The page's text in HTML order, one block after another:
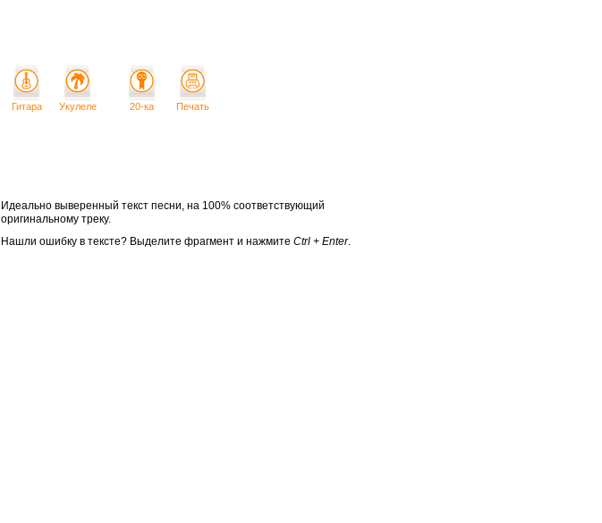
Гитара Укулеле 20-ка Печать
Идеально выверенный текст песни, на 100% соответствующий
оригинальному треку.
Нашли ошибку в тексте? Выделите фрагмент и нажмите Ctrl + Enter.